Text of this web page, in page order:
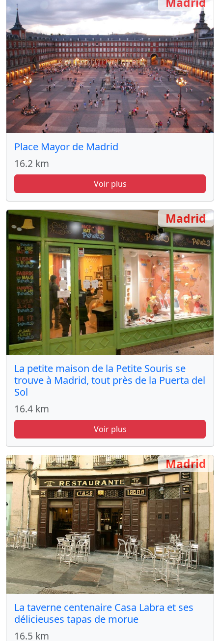
Place Mayor de Madrid
16.2 km
Voir plus
La petite maison de la Petite Souris se
trouve à Madrid, tout près de la Puerta del
Sol
16.4 km
Voir plus
Madrid
La taverne centenaire Casa Labra et ses
délicieuses tapas de morue
16.5 km
Madrid